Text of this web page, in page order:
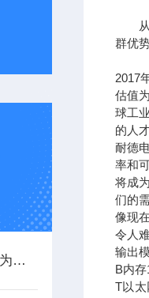
1756-L61可编程逻辑控制器为各类自动化设备提供稳定可靠的控制支持
从长
群优
2017
估值
球工
的人
耐德
率和
将成
们的
像现
令人
输出
B内
T以太